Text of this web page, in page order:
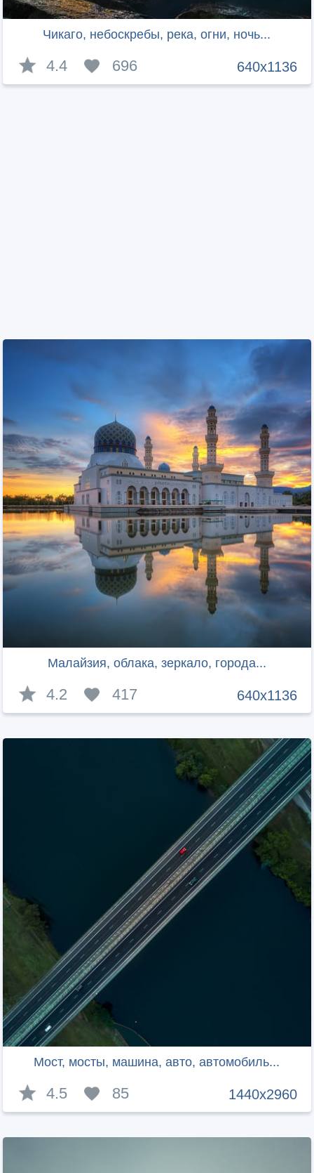
Чикаго, небоскребы, река, огни, ночь...
640x1136
4.4 696
Малайзия, облака, зеркало, города...
640x1136
4.2 417
Мост, мосты, машина, авто, автомобиль...
1440x2960
4.5 85